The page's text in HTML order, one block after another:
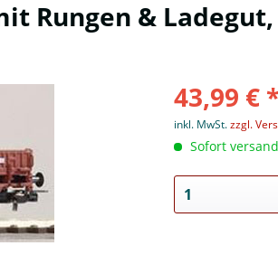
Rungen & Ladegut,
43,99 €
inkl. MwSt.zzgl.
Sofort